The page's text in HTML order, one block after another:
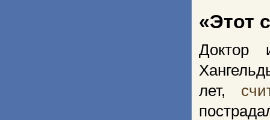
«Этот
Доктор
лет,